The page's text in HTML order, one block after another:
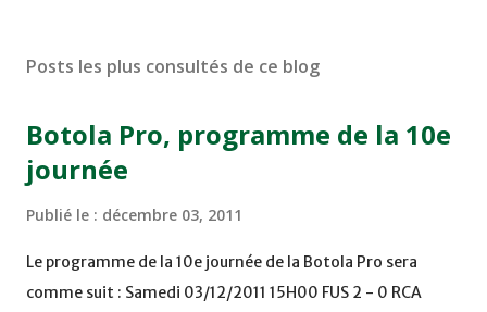
Posts les plus consultés de ce blog
Botola Pro, programme de la 10e
journée
Publié le : décembre 03, 2011
Le programme de la 10e journée de la Botola Pro sera
comme suit : Samedi 03/12/2011 15H00 FUS 2 - 0 RCA